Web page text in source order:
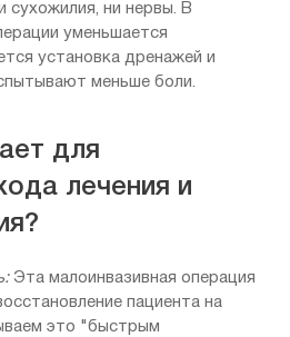
сухожилия, ни нервы. В
уменьшается
установка дренажей и
меньше боли.
для
лечения и
Эта малоинвазивная операция
пациента на
это "быстрым